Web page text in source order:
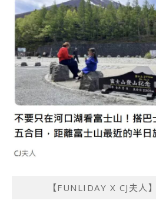
【FUNLIDAY X CJ夫人